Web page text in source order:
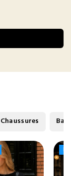
Chaussures